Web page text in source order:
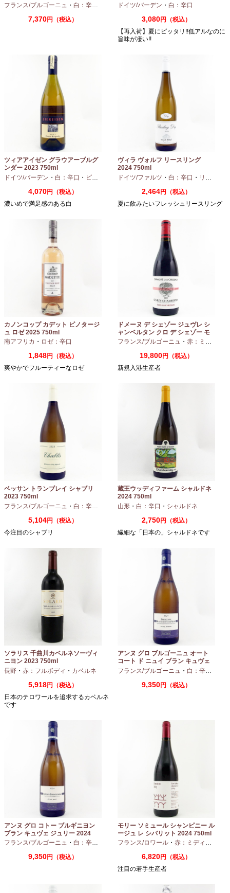
フランス/ブルゴーニュ ・ 白：辛口 アリゴテ
7,370円（税込）
ドイツ/バーデン ・ 白：辛口
3,080円（税込）
【再入荷】夏にピッタリ!!低アルなのに
旨味が凄い!!
ツィアアイゼン グラウアーブルグ
ンダー 2023 750ml
ドイツ/バーデン ・ 白：辛口 ・ ピノグリ
4,070円（税込）
濃いめで満足感のある白
ヴィラ ヴォルフ リースリング
2024 750ml
ドイツ/ファルツ ・ 白：辛口 ・ リースリング
2,464円（税込）
夏に飲みたいフレッシュリースリング
カノンコップ カデット ピノタージ
ュ ロゼ 2025 750ml
南アフリカ ・ ロゼ：辛口
1,848円（税込）
爽やかでフルーティーなロゼ
ドメーヌ デ シェゾー ジュヴレ シ
ャンベルタン クロ デ シェゾー モ
ノポール 2023 750ml
フランス/ブルゴーニュ ・ 赤：ミディアムボディ
19,800円（税込）
新規入港生産者
ベッサン トランブレイ シャブリ
2023 750ml
フランス/ブルゴーニュ ・ 白：辛口 シャルドネ
5,104円（税込）
今注目のシャブリ
蔵王ウッディファーム シャルドネ
2024 750ml
山形 ・ 白：辛口 ・ シャルドネ
2,750円（税込）
繊細な「日本の」シャルドネです
ソラリス 千曲川カベルネソーヴィ
ニヨン 2023 750ml
長野 ・ 赤：フルボディ ・ カベルネ
5,918円（税込）
日本のテロワールを追求するカベルネ
です
アンヌ グロ ブルゴーニュ オート
コート ド ニュイ ブラン キュヴェ
マリーヌ 2024 750ml
フランス/ブルゴーニュ ・ 白：辛口
9,350円（税込）
アンヌ グロ コトー ブルギニヨン
ブラン キュヴェ ジュリー 2024
フランス/ブルゴーニュ ・ 白：辛口 シャルドネ
9,350円（税込）
モリー ソミュール シャンピニー ル
ージュ レ シバリット 2024 750ml
フランス/ロワール ・ 赤：ミディアムボディ
6,820円（税込）
注目の若手生産者